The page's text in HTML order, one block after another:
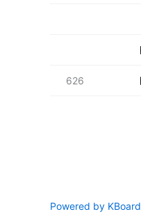
626
Powered by KBoard